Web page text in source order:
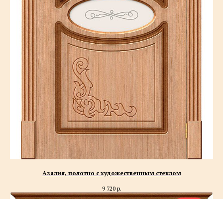
Азалия, полотно с художественным стеклом
9 720 р.